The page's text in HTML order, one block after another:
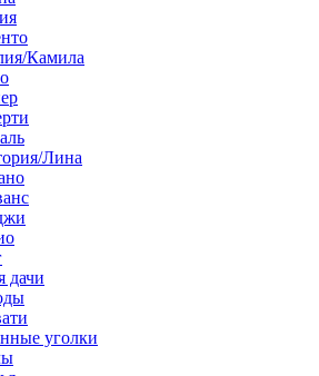
Камила
Лина
дачи
уголки